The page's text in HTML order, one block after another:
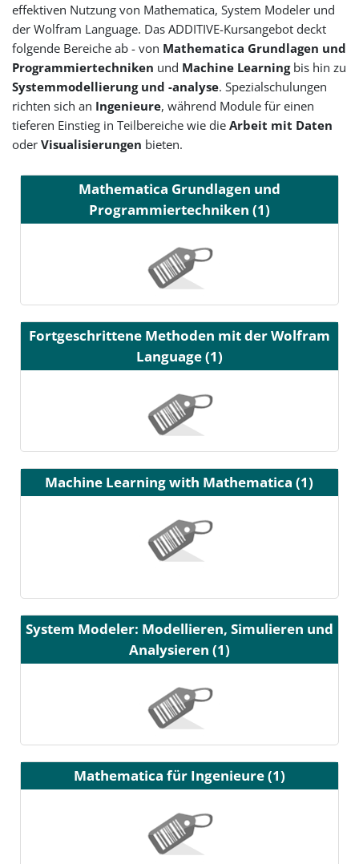
effektiven Nutzung von Mathematica, System Modeler und
der Wolfram Language. Das ADDITIVE-Kursangebot deckt
folgende Bereiche ab - von Mathematica Grundlagen und
Programmiertechniken und Machine Learningbis hin zu
Systemmodellierung und -analyse. Spezialschulungen
richten sich an Ingenieure, während Module für einen
tieferen Einstieg in Teilbereiche wie dieArbeit mit Daten
oderVisualisierungen bieten.
Mathematica Grundlagen und
Programmiertechniken (1)
Fortgeschrittene Methoden mit der Wolfram
Language (1)
Machine Learning with Mathematica (1)
System Modeler: Modellieren, Simulieren und
Analysieren (1)
Mathematica für Ingenieure (1)